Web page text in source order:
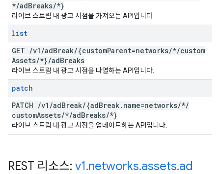
*/adBreaks/*}
라이브 스트림 내 광고 시점을 가져오는 API입니다.
list
GET /v1 /adBreak/{customParent=networks/*/custom
Assets/*}/adBreaks
라이브 스트림 내 광고 시점을 나열하는 API입니다.
patch
PATCH /v1 /adBreak/{adBreak. name=networks/*/
customAssets/*/adBreaks/*}
라이브 스트림 내 광고 시점을 업데이트하는 API입니다.
REST 리소스: v1.networks.assets.ad